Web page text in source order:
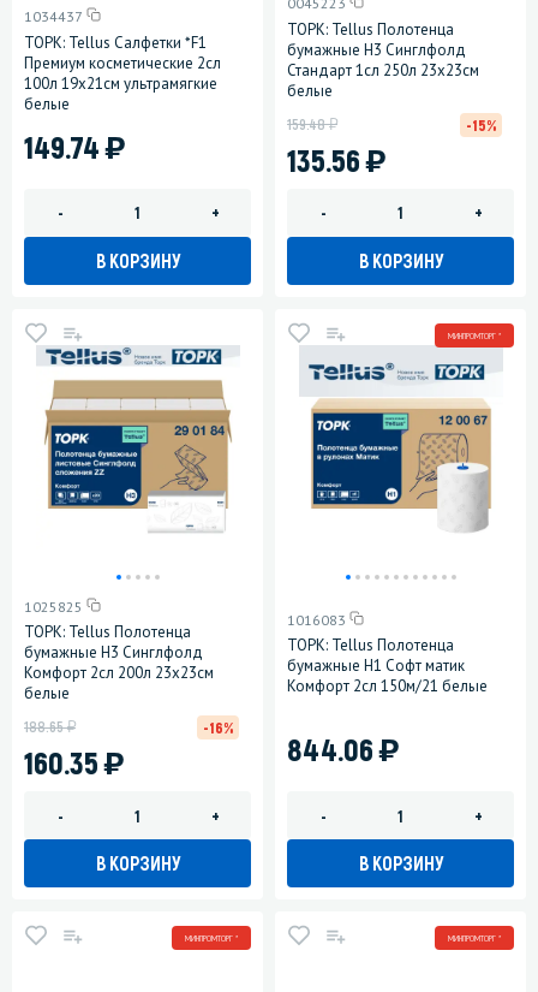
1034437
ТОРК: Tellus Салфетки *F1
Премиум косметические 2сл
100л 19х21см ультрамягкие
белые
149.74)
- +
В КОРЗИНУ
ТОРК: Tellus Полотенца
бумажные H3 Синглфолд
Стандарт 1сл 250л 23х23см
белые
135.56)
159.48у -15%
- +
В КОРЗИНУ
1025825
ТОРК: Tellus Полотенца
бумажные H3 Синглфолд
Комфорт 2сл 200л 23х23см
белые
160.35)
188.65у -16%
- +
В КОРЗИНУ
МИНПРОМТОРГ *
1016083
ТОРК: Tellus Полотенца
бумажные H1 Софт матик
Комфорт 2сл 150м/21 белые
844.06)
- +
В КОРЗИНУ
МИНПРОМТОРГ * МИНПРОМТОРГ *